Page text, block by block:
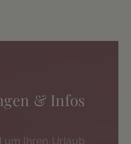
& Infos
um Ihren Urlaub